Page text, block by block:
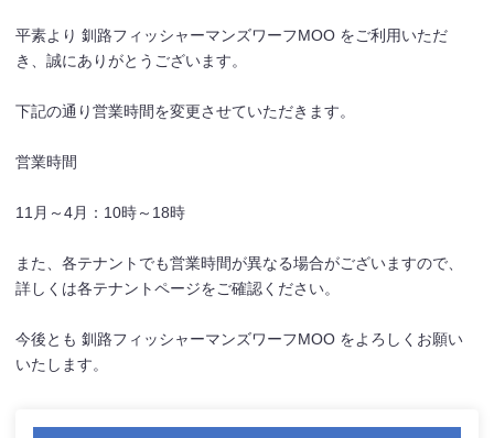
平素より 釧路フィッシャーマンズワーフMOO をご利用いただ
き、誠にありがとうございます。
下記の通り営業時間を変更させていただきます。
営業時間
11月～4月：10時～18時
また、各テナントでも営業時間が異なる場合がございますので、
詳しくは各テナントページをご確認ください。
今後とも 釧路フィッシャーマンズワーフMOO をよろしくお願い
いたします。